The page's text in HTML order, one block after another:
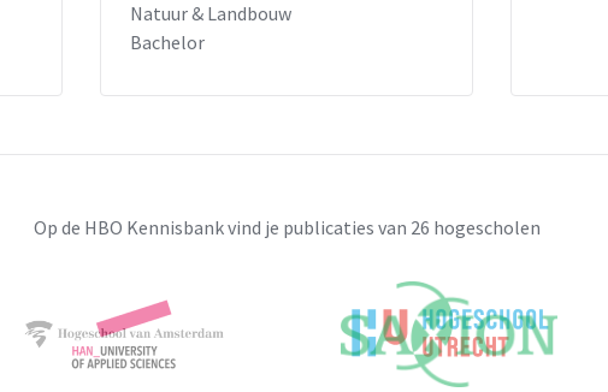
Natuur & Landbouw
Bachelor
Op de HBO Kennisbank vind je publicaties van 26 hogescholen